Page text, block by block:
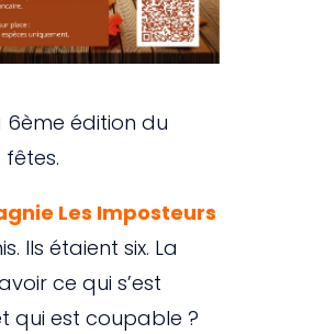
6ème édition du
Les Imposteurs
Ils étaient six. La
ce qui s’est
qui est coupable ?